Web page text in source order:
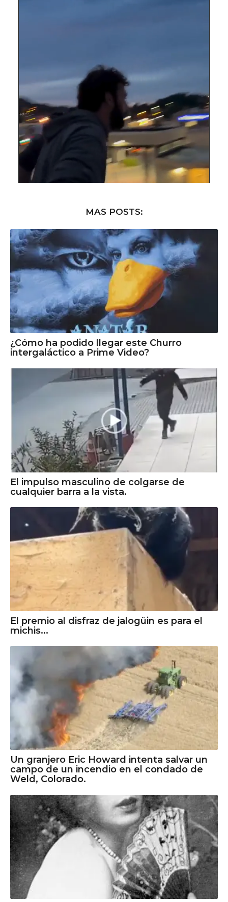
MAS POSTS:
¿Cómo ha podido llegar este Churro
intergaláctico a Prime Video?
El impulso masculino de colgarse de
cualquier barra a la vista.
El premio al disfraz de jalogüin es para el
michis...
Un granjero Eric Howard intenta salvar un
campo de un incendio en el condado de
Weld, Colorado.